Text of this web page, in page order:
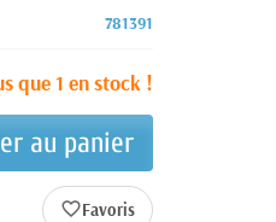
781391
que 1 en stock !
au panier
favorite_border